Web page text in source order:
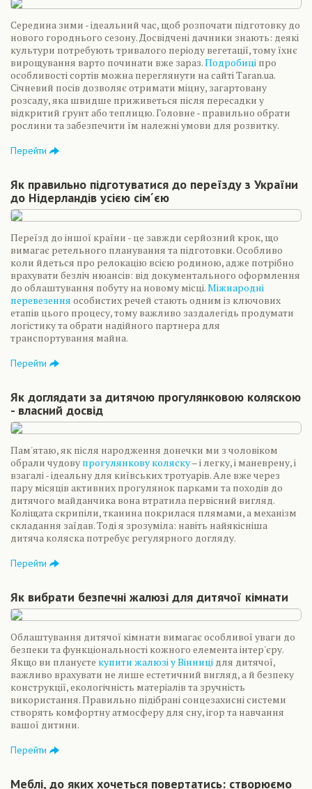
Середина зими - ідеальний час, щоб розпочати підготовку до
нового городнього сезону. Досвідчені дачники знають: деякі
культури потребують тривалого періоду вегетації, тому їхнє
вирощування варто починати вже зараз.Подробиці про
особливості сортів можна переглянути на сайті Taran.ua.
Січневий посів дозволяє отримати міцну, загартовану
розсаду, яка швидше приживеться після пересадки у
відкритий ґрунт або теплицю. Головне - правильно обрати
рослини та забезпечити їм належні умови для розвитку.
Перейти
Як правильно підготуватися до переїзду з України
до Нідерландів усією сім´єю
Переїзд до іншої країни - це завжди серйозний крок, що
вимагає ретельного планування та підготовки. Особливо
коли йдеться про релокацію всією родиною, адже потрібно
врахувати безліч нюансів: від документального оформлення
до облаштування побуту на новому місці.Міжнародні
перевезення особистих речей стають одним із ключових
етапів цього процесу, тому важливо заздалегідь продумати
логістику та обрати надійного партнера для
транспортування майна.
Перейти
Як доглядати за дитячою прогулянковою коляскою
- власний досвід
Пам'ятаю, як після народження донечки ми з чоловіком
обрали чудову прогулянкову коляску– і легку, і маневрену, і
взагалі - ідеальну для київських тротуарів. Але вже через
пару місяців активних прогулянок парками та походів до
дитячого майданчика вона втратила первісний вигляд.
Коліщата скрипіли, тканина покрилася плямами, а механізм
складання заїдав. Тоді я зрозуміла: навіть найякісніша
дитяча коляска потребує регулярного догляду.
Перейти
Як вибрати безпечні жалюзі для дитячої кімнати
Облаштування дитячої кімнати вимагає особливої уваги до
безпеки та функціональності кожного елемента інтер'єру.
Якщо ви плануєте купити жалюзі у Вінниці для дитячої,
важливо врахувати не лише естетичний вигляд, а й безпеку
конструкції, екологічність матеріалів та зручність
використання. Правильно підібрані сонцезахисні системи
створять комфортну атмосферу для сну, ігор та навчання
вашої дитини.
Перейти
Меблі, до яких хочеться повертатись: створюємо